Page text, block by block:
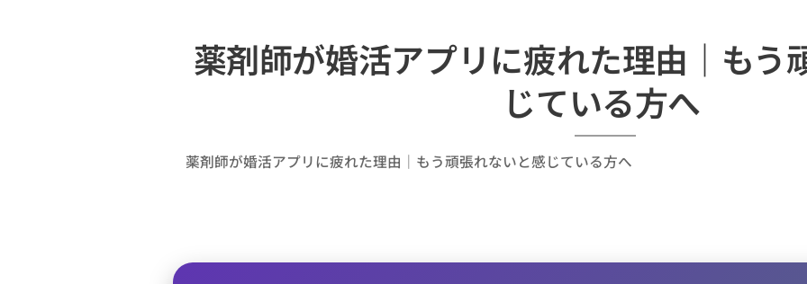
薬剤師が婚活アプリに疲れた理由｜もう
じている方へ
薬剤師が婚活アプリに疲れた理由｜もう頑張れないと感じている方へ